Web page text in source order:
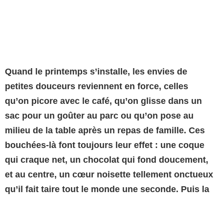
Quand le printemps s’installe, les envies de
petites douceurs reviennent en force, celles
qu’on picore avec le café, qu’on glisse dans un
sac pour un goûter au parc ou qu’on pose au
milieu de la table après un repas de famille. Ces
bouchées-là font toujours leur effet : une coque
qui craque net, un chocolat qui fond doucement,
et au centre, un cœur noisette tellement onctueux
qu’il fait taire tout le monde une seconde. Puis la